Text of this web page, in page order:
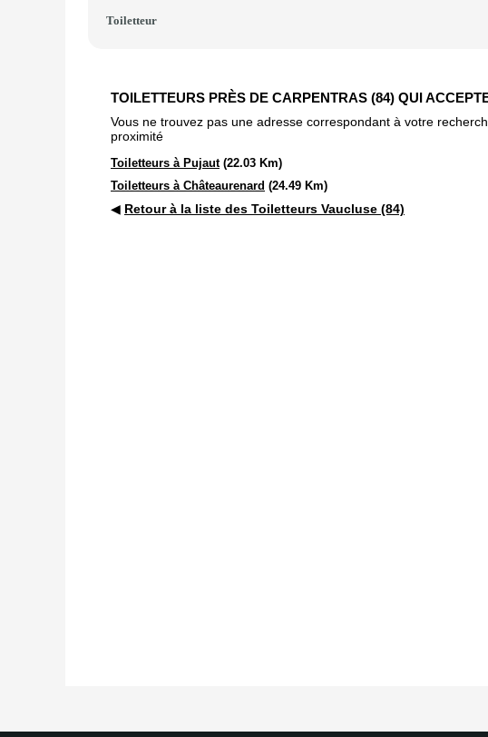
Toiletteur
TOILETTEURS PRÈS DE CARPENTRAS (84) QUI
Vous ne trouvez pas une adresse correspondant à votre
proximité
Toiletteurs à Pujaut(22.03 Km)
Toiletteurs à Châteaurenard (24.49 Km)
◀ Retour à la liste des Toiletteurs Vaucluse (84)